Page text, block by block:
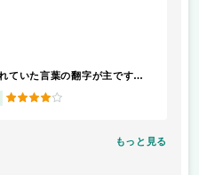
江戸時代などに使われていた言葉の翻字が主です。出席は毎回取りますが認定単位なので出席さえ足りていれば大丈夫だと思います。
4
もっと見る